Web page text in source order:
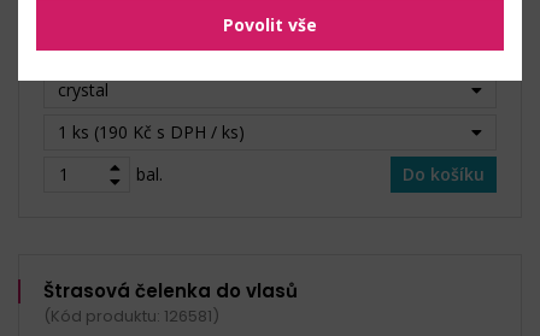
190 Kč s DPH / bal. (1 ks)
crystal
1 ks (190 Kč s DPH / ks)
bal.
Do košíku
Štrasová čelenka do vlasů
(Kód produktu: 126581)
Povolit vše